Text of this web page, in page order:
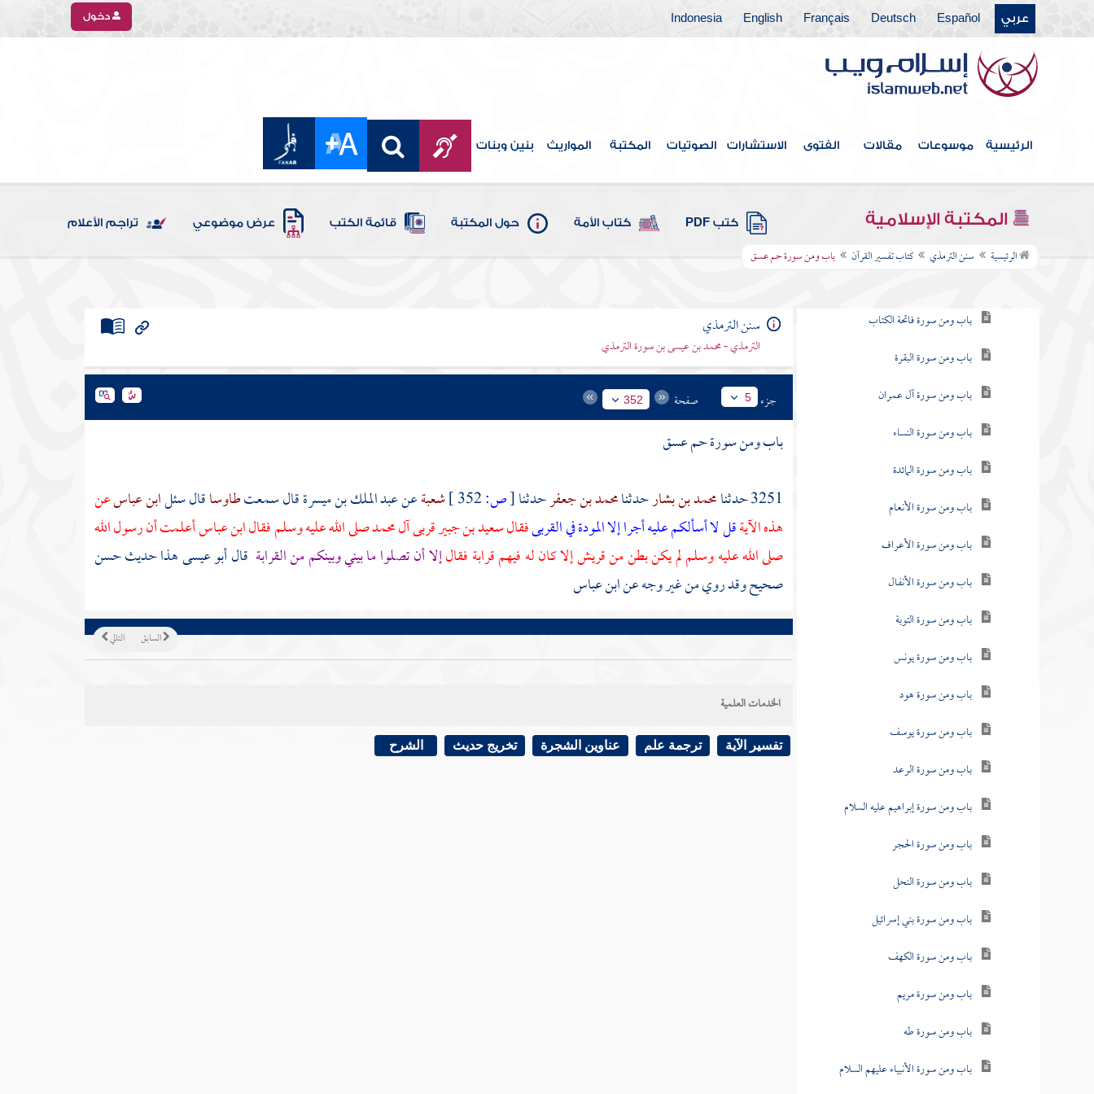
عربي Español
Deutsch
Français
English
Indonesia دخول
الرئيسية موسوعات مقالات الفتوى الاستشارات الصوتيات المكتبة المواريث بنين وبنات
المكتبة الإسلامية كتب PDF كتاب الأمة حول المكتبة قائمة الكتب عرض موضوعي تراجم الأعلام
الرئيسية سنن الترمذي كتاب تفسير القرآن باب ومن سورة حم عسق
كتاب العلم
كتاب الاستئذان والآداب
كتاب الأدب
كتاب الأمثال
كتاب فضائل القرآن
كتاب القراءات
كتاب تفسير القرآن
باب ومن سورة فاتحة الكتاب
باب ومن سورة البقرة
باب ومن سورة آل عمران
باب ومن سورة النساء
باب ومن سورة المائدة
باب ومن سورة الأنعام
باب ومن سورة الأعراف
باب ومن سورة الأنفال
باب ومن سورة التوبة
باب ومن سورة يونس
باب ومن سورة هود
باب ومن سورة يوسف
باب ومن سورة الرعد
باب ومن سورة إبراهيم عليه السلام
باب ومن سورة الحجر
باب ومن سورة النحل
باب ومن سورة بني إسرائيل
باب ومن سورة الكهف
باب ومن سورة مريم
باب ومن سورة طه
باب ومن سورة الأنبياء عليهم السلام
سنن الترمذي
الترمذي - محمد بن عيسى بن سورة الترمذي
جزء 5 صفحة 352
باب ومن سورة حم عسق
3251 حدثنا
محمد بن بشارحدثنامحمد بن جعفرحدثنا[ص: شعبةعنعبد الملك بن ميسرةقال سمعتطاوساقال سئلابن عباسعن
هذه الآيةقل لا أسألكم عليه أجرا إلا المودة في القربىفقالسعيد بن جبيرقربى آل محمد صلى الله عليه وسلم فقالابن عباسأعلمت أن رسول الله
صلى الله عليه وسلم لم يكن بطن منقريشإلا كان له فيهم قرابة فقالإلا أن تصلوا ما بيني وبينكم من القرابة قال أبو عيسى هذا حديث حسن
صحيح وقد روي من غير وجه عنابن عباس
التالي السابق
الخدمات العلمية
تفسير الآية ترجمة علم عناوين الشجرة تخريج حديث الشرح